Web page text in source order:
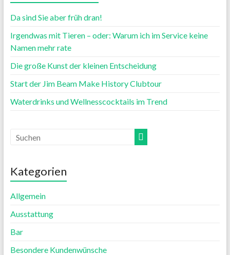
Da sind Sie aber früh dran!
Irgendwas mit Tieren – oder: Warum ich im Service keine
Namen mehr rate
Die große Kunst der kleinen Entscheidung
Start der Jim Beam Make History Clubtour
Waterdrinks und Wellnesscocktails im Trend
Kategorien
Allgemein
Ausstattung
Bar
Besondere Kundenwünsche